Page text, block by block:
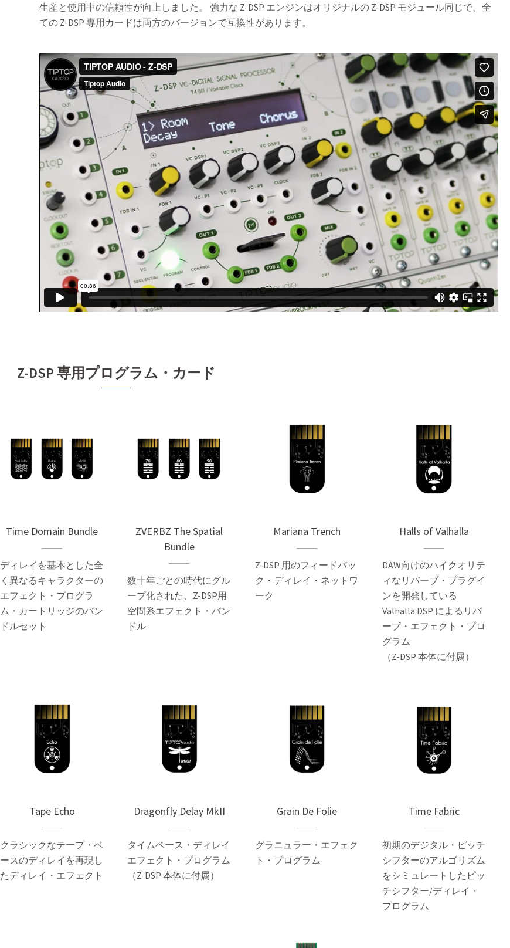
生産と使用中の信頼性が向上しました。 強力な Z-DSP エンジンはオリジナルの Z-DSP モジュール同じで、全
ての Z-DSP 専用カードは両方のバージョンで互換性があります。
Z-DSP 専用プログラム・カード
Time Domain Bundle
ディレイを基本とした全
く異なるキャラクターの
エフェクト・プログラ
ム・カートリッジのバン
ドルセット
ZVERBZ The Spatial
Bundle
数十年ごとの時代にグル
ープ化された、Z-DSP用
空間系エフェクト・バン
ドル
Mariana Trench
Z-DSP 用のフィードバッ
ク・ディレイ・ネットワ
ーク
Halls of Valhalla
DAW向けのハイクオリテ
ィなリバーブ・プラグイ
ンを開発している
Valhalla DSP によるリバ
ーブ・エフェクト・プロ
グラム
（Z-DSP 本体に付属）
Tape Echo
クラシックなテープ・ベ
ースのディレイを再現し
たディレイ・エフェクト
Dragonfly Delay MkII
タイムベース・ディレイ
エフェクト・プログラム
（Z-DSP 本体に付属）
Grain De Folie
グラニュラー・エフェク
ト・プログラム
Time Fabric
初期のデジタル・ピッチ
シフターのアルゴリズム
をシミュレートしたピッ
チシフター/ディレイ・
プログラム